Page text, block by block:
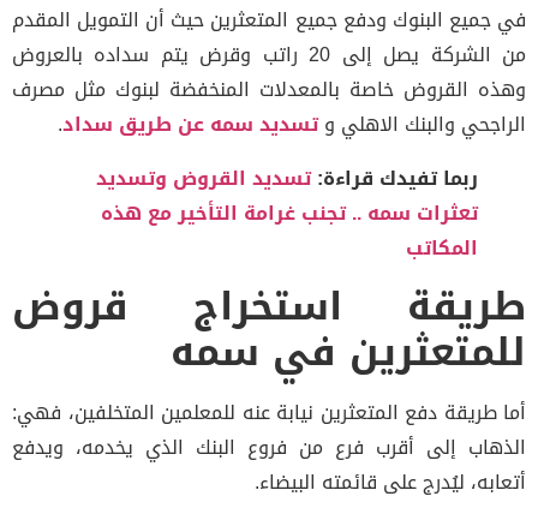
في جميع البنوك ودفع جميع المتعثرين حيث أن التمويل المقدم
من الشركة يصل إلى 20 راتب وقرض يتم سداده بالعروض
وهذه القروض خاصة بالمعدلات المنخفضة لبنوك مثل مصرف
الراجحي والبنك الاهلي وتسديد سمه عن طريق سداد.
ربما تفيدك قراءة:تسديد القروض وتسديد
تعثرات سمه .. تجنب غرامة التأخير مع هذه
المكاتب
طريقة استخراج قروض
للمتعثرين في سمه
أما طريقة دفع المتعثرين نيابة عنه للمعلمين المتخلفين، فهي:
الذهاب إلى أقرب فرع من فروع البنك الذي يخدمه، ويدفع
أتعابه، ليُدرج على قائمته البيضاء.